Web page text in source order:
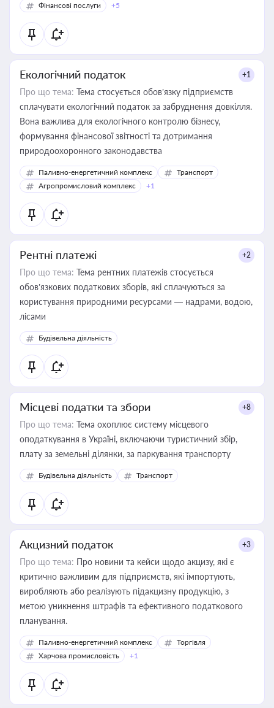
Фінансові послуги
+5
Екологічний податок +1
Про що тема: Тема стосується обов’язку підприємств
сплачувати екологічний податок за забруднення довкілля.
Вона важлива для екологічного контролю бізнесу,
формування фінансової звітності та дотримання
природоохоронного законодавства
Паливно-енергетичний комплекс
Транспорт
Агропромисловий комплекс
+1
Рентні платежі +2
Про що тема: Тема рентних платежів стосується
обов’язкових податкових зборів, які сплачуються за
користування природними ресурсами — надрами, водою,
лісами
Будівельна діяльність
Місцеві податки та збори +8
Про що тема: Тема охоплює систему місцевого
оподаткування в Україні, включаючи туристичний збір,
плату за земельні ділянки, за паркування транспорту
Будівельна діяльність Транспорт
Акцизний податок +3
Про що тема: Про новини та кейси щодо акцизу, які є
критично важливим для підприємств, які імпортують,
виробляють або реалізують підакцизну продукцію, з
метою уникнення штрафів та ефективного податкового
планування.
Паливно-енергетичний комплекс
Торгівля
Харчова промисловість
+1